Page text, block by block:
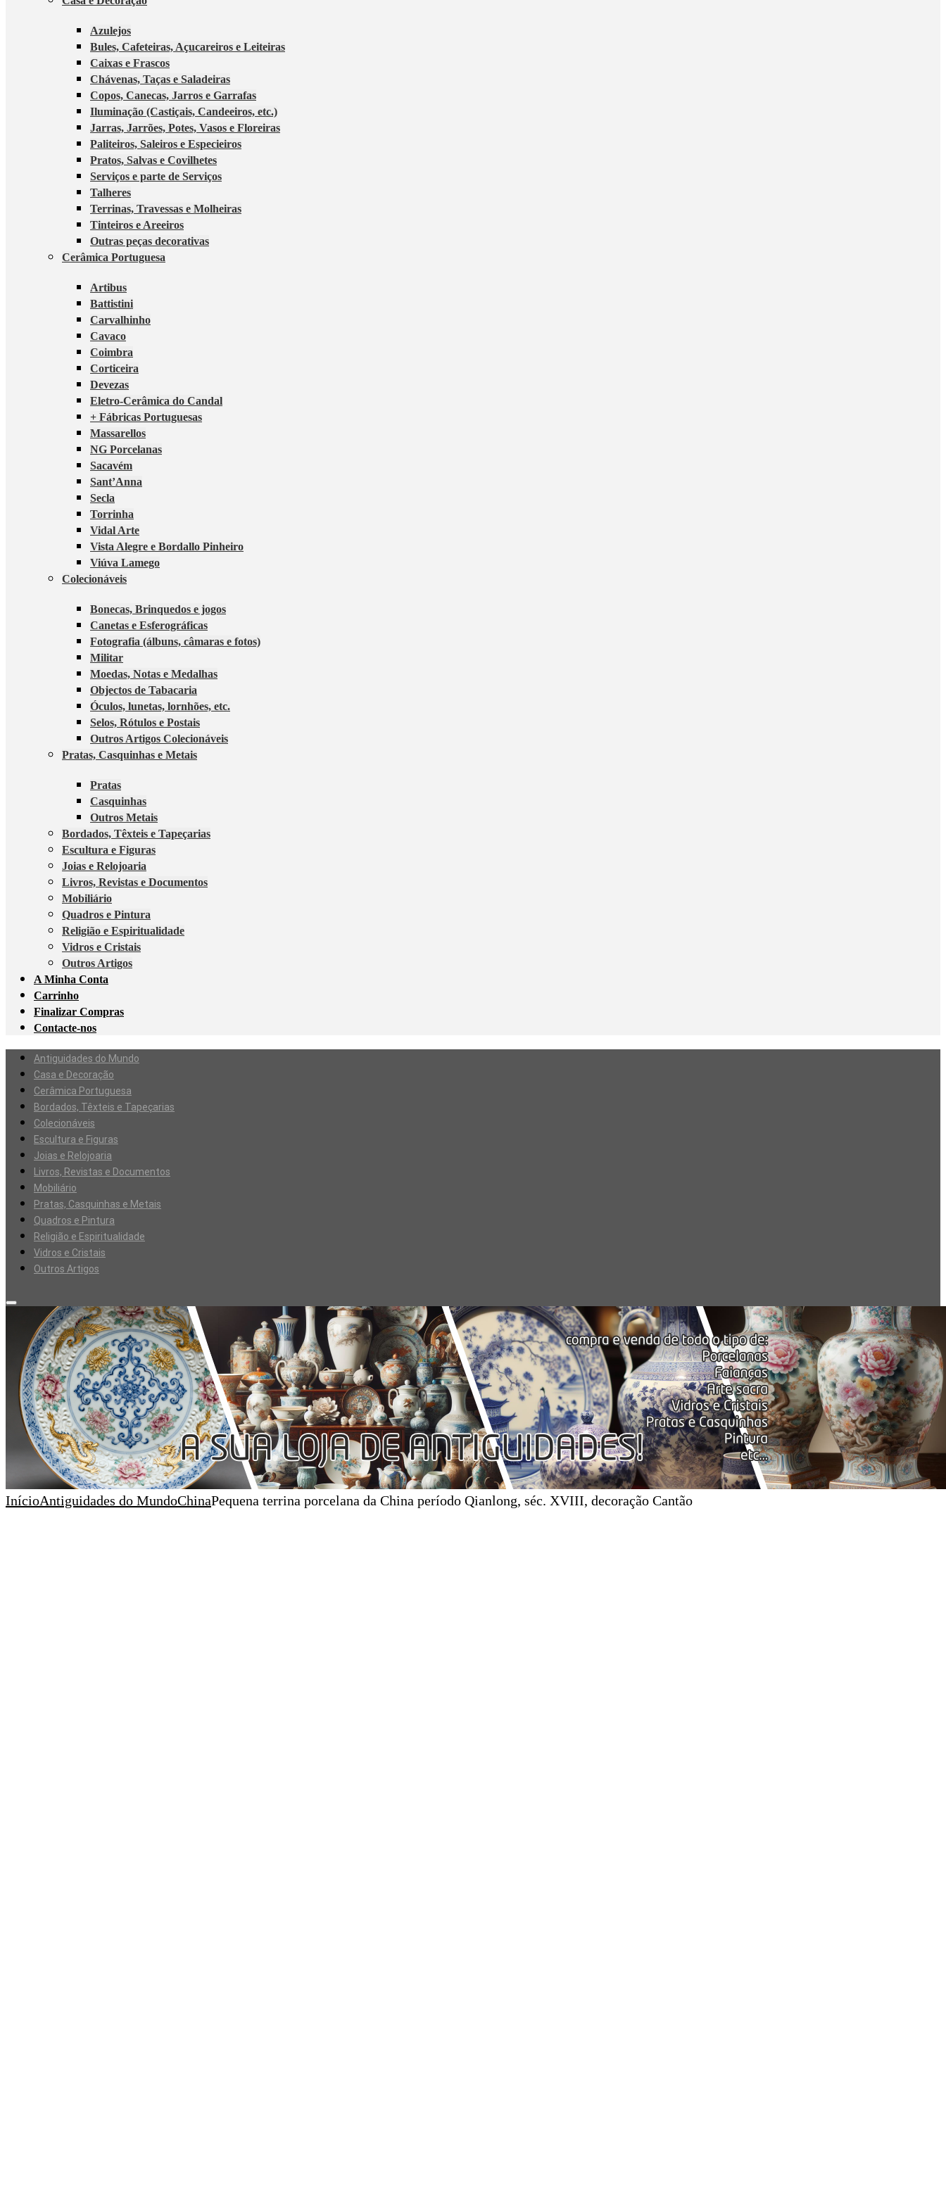
Azulejos
Bules, Cafeteiras, Açucareiros e Leiteiras
Caixas e Frascos
Chávenas, Taças e Saladeiras
Copos, Canecas, Jarros e Garrafas
Iluminação (Castiçais, Candeeiros, etc.)
Jarras, Jarrões, Potes, Vasos e Floreiras
Paliteiros, Saleiros e Especieiros
Pratos, Salvas e Covilhetes
Serviços e parte de Serviços
Talheres
Terrinas, Travessas e Molheiras
Tinteiros e Areeiros
Outras peças decorativas
Cerâmica Portuguesa
Artibus
Battistini
Carvalhinho
Cavaco
Coimbra
Corticeira
Devezas
Eletro-Cerâmica do Candal
+ Fábricas Portuguesas
Massarellos
NG Porcelanas
Sacavém
Sant’Anna
Secla
Torrinha
Vidal Arte
Vista Alegre e Bordallo Pinheiro
Viúva Lamego
Colecionáveis
Bonecas, Brinquedos e jogos
Canetas e Esferográficas
Fotografia (álbuns, câmaras e fotos)
Militar
Moedas, Notas e Medalhas
Objectos de Tabacaria
Óculos, lunetas, lornhões, etc.
Selos, Rótulos e Postais
Outros Artigos Colecionáveis
Pratas, Casquinhas e Metais
Pratas
Casquinhas
Outros Metais
Bordados, Têxteis e Tapeçarias
Escultura e Figuras
Joias e Relojoaria
Livros, Revistas e Documentos
Mobiliário
Quadros e Pintura
Religião e Espiritualidade
Vidros e Cristais
Outros Artigos
A Minha Conta
Carrinho
Finalizar Compras
Contacte-nos
Antiguidades do Mundo
Casa e Decoração
Cerâmica Portuguesa
Bordados, Têxteis e Tapeçarias
Colecionáveis
Escultura e Figuras
Joias e Relojoaria
Livros, Revistas e Documentos
Mobiliário
Pratas, Casquinhas e Metais
Quadros e Pintura
Religião e Espiritualidade
Vidros e Cristais
Outros Artigos
InícioAntiguidades do MundoChinaPequena terrina porcelana da China período Qianlong, séc. XVIII, decoração Cantão